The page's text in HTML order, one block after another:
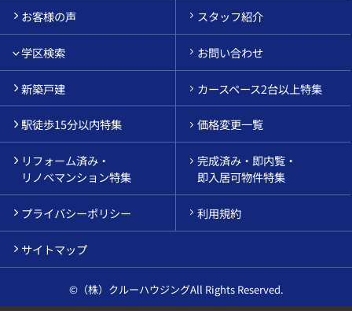
お客様の声 スタッフ紹介
学区検索 お問い合わせ
新築戸建 カースペース2台以上特集
駅徒歩15分以内特集 価格変更一覧
リフォーム済み・
リノベマンション特集
完成済み・即内覧・
即入居可物件特集
プライバシーポリシー 利用規約
サイトマップ
©（株）クルーハウジングAll Rights Reserved.